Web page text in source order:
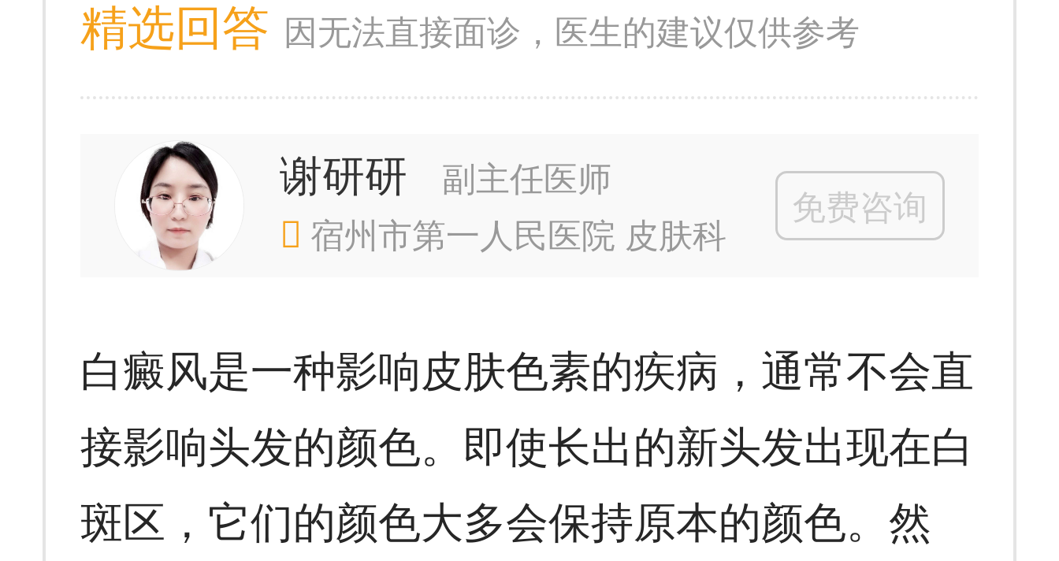
精选回答 因无法直接面诊，医生的建议仅供参考
谢研研
副主任医师
宿州市第一人民医院 皮肤科
免费咨询
白癜风是一种影响皮肤色素的疾病，通常不会直
接影响头发的颜色。即使长出的新头发出现在白
斑区，它们的颜色大多会保持原本的颜色。然